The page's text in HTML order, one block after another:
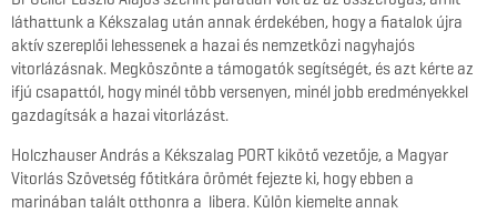
láthattunk a Kékszalag után annak érdekében, hogy a fiatalok újra
aktív szereplői lehessenek a hazai és nemzetközi nagyhajós
vitorlázásnak. Megköszönte a támogatók segítségét, és azt kérte az
ifjú csapattól, hogy minél több versenyen, minél jobb eredményekkel
gazdagítsák a hazai vitorlázást.
Holczhauser András a Kékszalag PORT kikötő vezetője, a Magyar
Vitorlás Szövetség főtitkára örömét fejezte ki, hogy ebben a
marinában talált otthonra a libera. Külön kiemelte annak